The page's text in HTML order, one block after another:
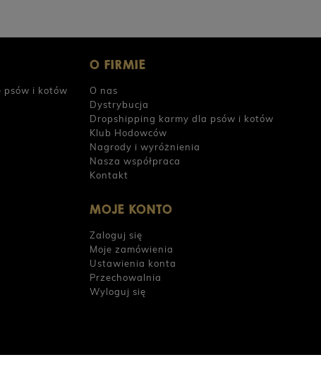
psów i kotów
O FIRMIE
O nas
Dystrybucja
Dropshipping karmy dla psów i kotów
Klub Hodowców
Nagrody i wyróżnienia
Nasza współpraca
Kontakt
MOJE KONTO
Zaloguj się
Moje zamówienia
Ustawienia konta
Przechowalnia
Wyloguj się